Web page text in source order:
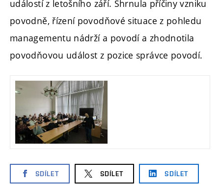
událostí z letošního září. Shrnula příčiny vzniku
povodně, řízení povodňové situace z pohledu
managementu nádrží a povodí a zhodnotila
povodňovou událost z pozice správce povodí.
SDÍLET SDÍLET SDÍLET